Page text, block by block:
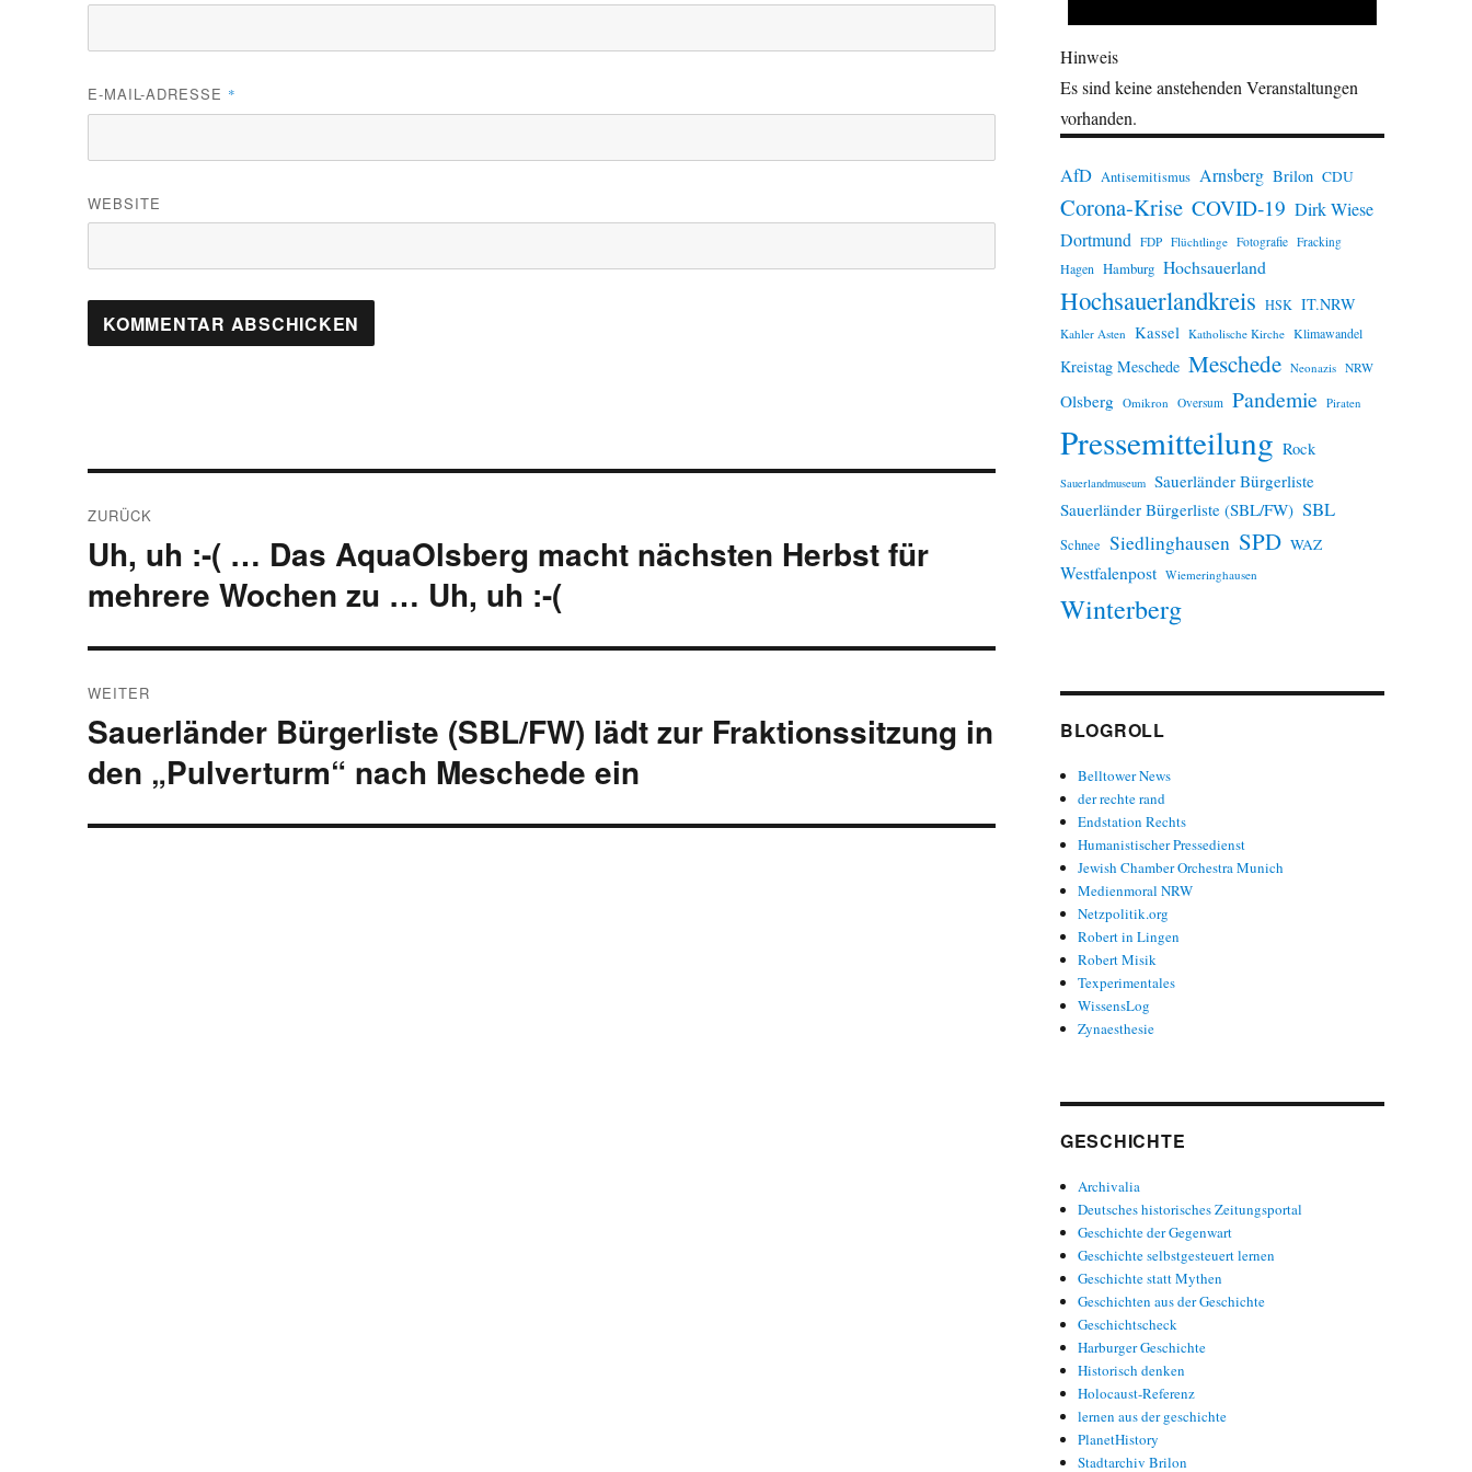
E-MAIL-ADRESSE *
WEBSITE
ZURÜCK
Vorheriger
Beitrag:
Uh, uh :-( … Das AquaOlsberg macht nächsten Herbst für
mehrere Wochen zu … Uh, uh :-(
WEITER
Nächster
Beitrag:
Sauerländer Bürgerliste (SBL/FW) lädt zur Fraktionssitzung in
den „Pulverturm“ nach Meschede ein
Hinweis
Es sind keine anstehenden Veranstaltungen
vorhanden.
AfD Antisemitismus Arnsberg Brilon CDU
Corona-Krise COVID-19 Dirk Wiese
Dortmund FDP Flüchtlinge Fotografie Fracking
Hagen Hamburg Hochsauerland
Hochsauerlandkreis HSK IT.NRW
Kahler Asten Kassel Katholische Kirche Klimawandel
Kreistag Meschede Meschede Neonazis NRW
Olsberg Omikron Oversum Pandemie Piraten
Pressemitteilung Rock
Sauerlandmuseum Sauerländer Bürgerliste
Sauerländer Bürgerliste (SBL/FW) SBL
Schnee Siedlinghausen SPD WAZ
Westfalenpost Wiemeringhausen
Winterberg
BLOGROLL
Belltower News
der rechte rand
Endstation Rechts
Humanistischer Pressedienst
Jewish Chamber Orchestra Munich
Medienmoral NRW
Netzpolitik.org
Robert in Lingen
Robert Misik
Texperimentales
WissensLog
Zynaesthesie
GESCHICHTE
Archivalia
Deutsches historisches Zeitungsportal
Geschichte der Gegenwart
Geschichte selbstgesteuert lernen
Geschichte statt Mythen
Geschichten aus der Geschichte
Geschichtscheck
Harburger Geschichte
Historisch denken
Holocaust-Referenz
lernen aus der geschichte
PlanetHistory
Stadtarchiv Brilon